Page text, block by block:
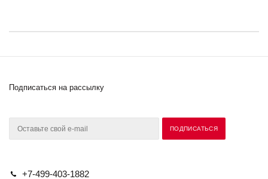
Подписаться на рассылку
+7-499-403-1882